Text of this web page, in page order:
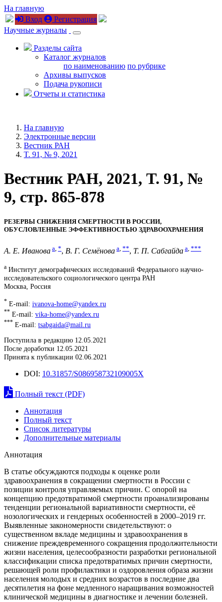
На главную
Вход
Регистрация
Научные журналы
Разделы сайта
Каталог журналов
по наименованию по рубрике
Архивы выпусков
Подача рукописи
Отчеты и статистика
На главную
Электронные версии
Вестник РАН
T. 91, № 9, 2021
Вестник РАН, 2021, T. 91, №
9, стр. 865-878
РЕЗЕРВЫ СНИЖЕНИЯ СМЕРТНОСТИ В РОССИИ,
ОБУСЛОВЛЕННЫЕ ЭФФЕКТИВНОСТЬЮ ЗДРАВООХРАНЕНИЯ
А. Е. Иванова a *, В. Г. Семёнова a **, Т. П. Сабгайда a ***
a Институт демографических исследований Федерального научно-
исследовательского социологического центра РАН
Москва, Россия
* E-mail: ivanova-home@yandex.ru
** E-mail: vika-home@yandex.ru
*** E-mail: tsabgaida@mail.ru
Поступила в редакцию 12.05.2021
После доработки 12.05.2021
Принята к публикации 02.06.2021
DOI: 10.31857/S086958732109005X
Полный текст (PDF)
Аннотация
Полный текст
Список литературы
Дополнительные материалы
Аннотация
В статье обсуждаются подходы к оценке роли
здравоохранения в сокращении смертности в России с
позиции контроля управляемых причин. С опорой на
концепцию предотвратимой смертности проанализированы
тенденции региональной вариативности смертности, её
нозологических и гендерных особенностей в 2000–2019 гг.
Выявленные закономерности свидетельствуют: о
существенном вкладе медицины и здравоохранения в
снижение преждевременного сокращения продолжительности
жизни населения, целесообразности разработки региональной
классификации списка предотвратимых причин смертности,
решающей роли профилактики и оздоровления образа жизни
населения молодых и средних возрастов в последние два
десятилетия на фоне медленного наращивания возможностей
клинической медицины в диагностике и лечении болезней.